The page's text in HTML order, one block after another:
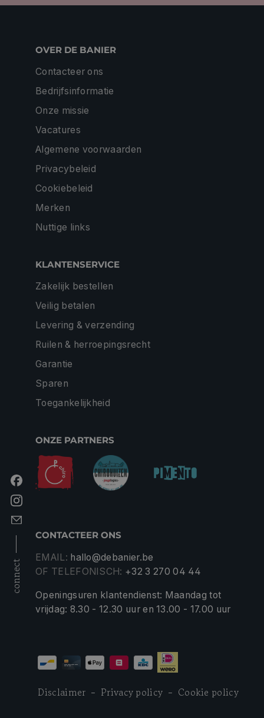
connect
OVER DE BANIER
Contacteer ons
Bedrijfsinformatie
Onze missie
Vacatures
Algemene voorwaarden
Privacybeleid
Cookiebeleid
Merken
Nuttige links
KLANTENSERVICE
Zakelijk bestellen
Veilig betalen
Levering & verzending
Ruilen & herroepingsrecht
Garantie
Sparen
Toegankelijkheid
ONZE PARTNERS
CONTACTEER ONS
EMAIL: hallo@debanier.be
OF TELEFONISCH: +32 3 270 04 44
Openingsuren klantendienst: Maandag tot
vrijdag: 8.30 - 12.30 uur en 13.00 - 17.00 uur
Disclaimer Privacy policy Cookie policy